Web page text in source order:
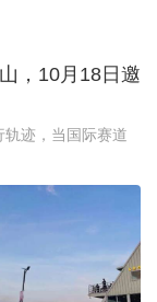
，10月18日邀
迹，当国际赛道